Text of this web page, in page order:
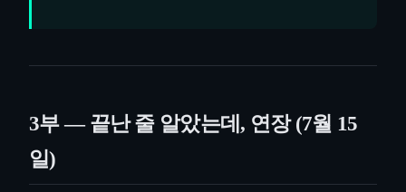
3부 — 끝난 줄 알았는데, 연장 (7월 15
일)